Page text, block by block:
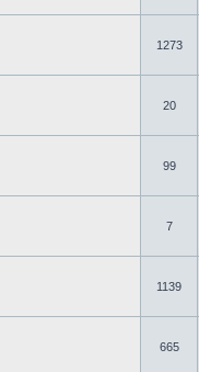
1273
20
99
7
1139
665